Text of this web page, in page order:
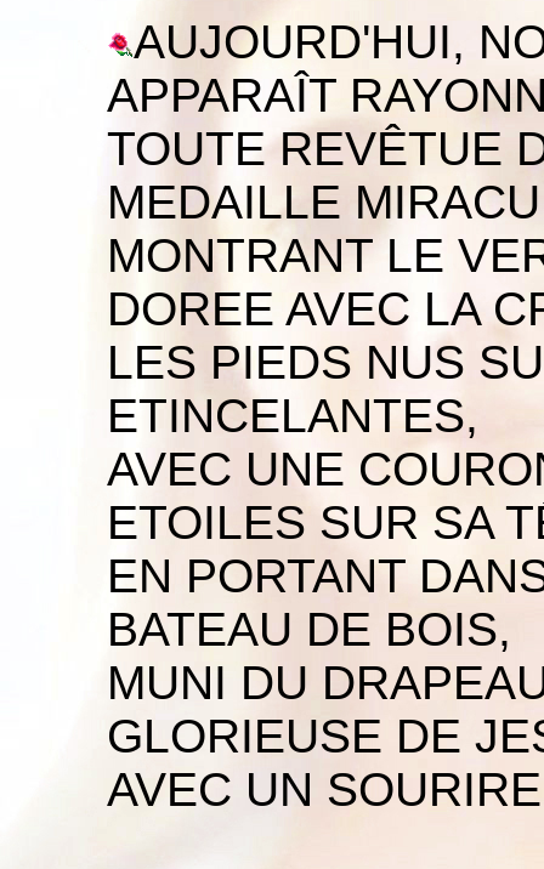
AUJOURD'HUI,
APPARAÎT
TOUTE REVÊTUE
MEDAILLE
MONTRANT LE
DOREE AVEC LA
LES PIEDS NUS
ETINCELANTES,
AVEC UNE
ETOILES SUR SA
EN PORTANT
BATEAU DE BOIS,
MUNI DU
GLORIEUSE DE
AVEC UN